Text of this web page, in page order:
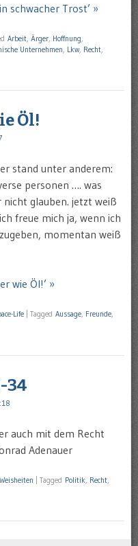
schwacher Trost’ »
Arbeit Ärger Hoffnung
Unternehmen Lkw, Recht
Öl!
stand unter anderem:
personen …. was
glauben. jetzt weiß
freue mich ja, wenn ich
momentan weiß
wie Öl!’ »
Life Tagged Aussage, Freunde,
34
auch mit dem Recht
Adenauer
Tagged Politik, Recht,